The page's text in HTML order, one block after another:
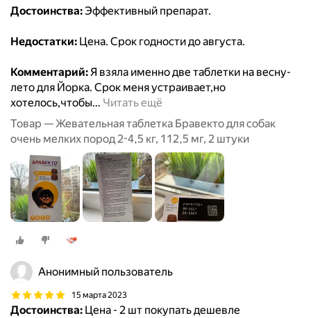
Достоинства:Эффективный препарат.
Недостатки: Цена. Срок годности до августа.
Комментарий:Я взяла именно две таблетки на весну-
лето для Йорка. Срок меня устраивает,но
хотелось,чтобы… Читать ещё
Товар — Жевательная таблетка Бравекто для собак
очень мелких пород 2-4,5 кг, 112,5 мг, 2 штуки
Анонимный пользователь
15 марта 2023
Достоинства: Цена - 2 шт покупать дешевле